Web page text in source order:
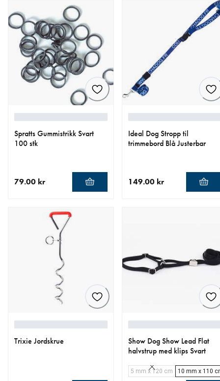
Spratts Gummistrikk Svart
100 stk
79.00 kr
Ideal Dog Stropp til
trimmebord Blå Justerbar
149.00 kr
Trixie Jordskrue
Show Dog Show Lead Flat
halvstrup med klips Svart
5 mm x 120 cm 10 mm x 110